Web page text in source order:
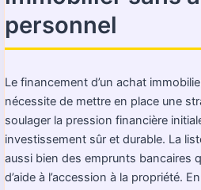
personnel
Le financement d’un achat
nécessite de mettre en place une
soulager la pression financière
investissement sûr et durable. La
aussi bien des emprunts bancaires
d’aide à l’accession à la propriété.